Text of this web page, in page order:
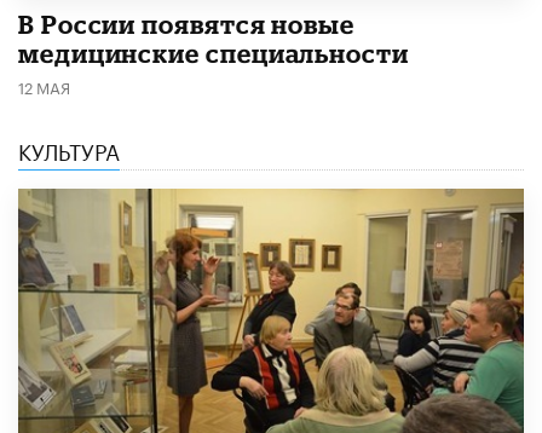
В России появятся новые
медицинские специальности
12 МАЯ
КУЛЬТУРА